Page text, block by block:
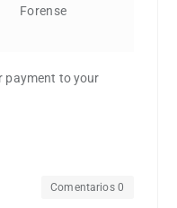
Forense
payment to your
Comentarios 0